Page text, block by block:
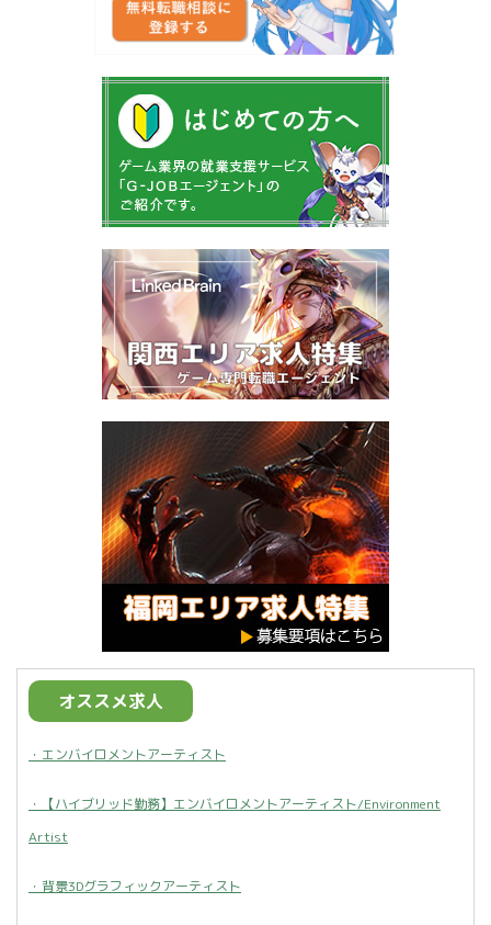
オススメ求人
・エンバイロメントアーティスト
・【ハイブリッド勤務】エンバイロメントアーティスト/Environment
Artist
・背景3Dグラフィックアーティスト